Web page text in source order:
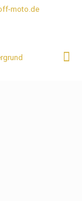
moto.de